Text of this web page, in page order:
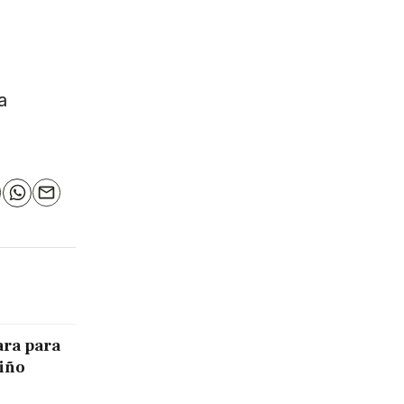
WhatsApp
Email
para